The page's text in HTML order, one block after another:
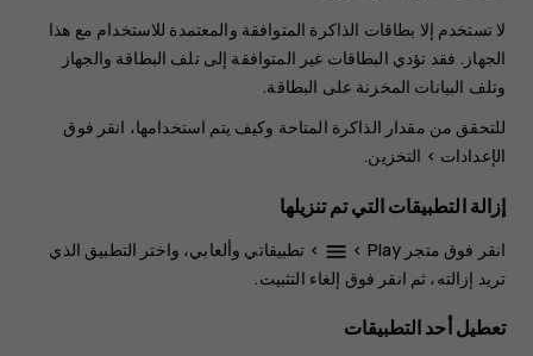
لا تستخدم إلا بطاقات الذاكرة المتوافقة والمعتمدة للاستخدام مع هذا
الجهاز. فقد تؤدي البطاقات غير المتوافقة إلى تلف البطاقة والجهاز
وتلف البيانات المخزنة على البطاقة.
للتحقق من مقدار الذاكرة المتاحة وكيف يتم استخدامها، انقر فوق
الإعدادات > التخزين.
إزالة التطبيقات التي تم تنزيلها
انقر فوق متجر Play >
menu
> تطبيقاتي وألعابي، واختر التطبيق الذي
تريد إزالته، ثم انقر فوق إلغاء التثبيت.
تعطيل أحد التطبيقات